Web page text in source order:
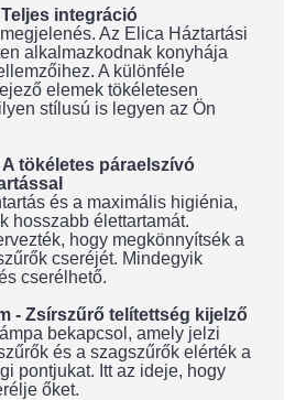
integráció
Az Elica Háztartási
alkalmazkodnak konyhája
A különféle
elemek tökéletesen
stílusú is legyen az Ön
tökéletes páraelszívó
és a maximális higiénia,
hosszabb élettartamát.
hogy megkönnyítsék a
cseréjét. Mindegyik
cserélhető.
- Zsírszűrő telítettség kijelző
bekapcsol, amely jelzi
és a szagszűrők elérték a
pontjukat. Itt az ideje, hogy
őket.